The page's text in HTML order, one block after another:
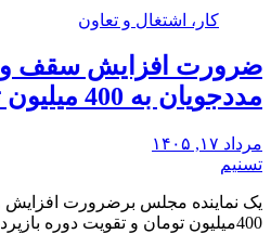
کار، اشتغال و تعاون
ضرورت افزایش سقف
مددجویان به 400 میلیون تومان
مرداد ۱۷, ۱۴۰۵
تسنیم
یک نماینده مجلس برضرورت افزایش
400میلیون تومان و تقویت دوره بازپرداخت به…